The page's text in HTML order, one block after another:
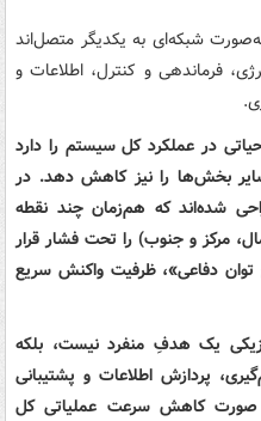
شبکه‌ای به یکدیگر متصل‌اند
فرماندهی و کنترل، اطلاعات و
در عملکرد کل سیستم را دارد
سایر بخش‌ها را نیز کاهش دهد. در
شده‌اند که هم‌زمان چند نقطه
مرکز و جنوب) را تحت فشار قرار
توان دفاعی»، ظرفیت واکنش سریع
یک هدفِ منفرد نیست، بلکه
پردازش اطلاعات و پشتیبانی
صورت کاهش سرعت عملیاتی کل